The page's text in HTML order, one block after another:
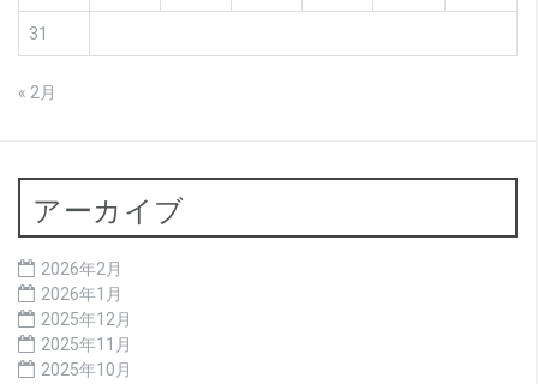
31
« 2月
アーカイブ
2026年2月
2026年1月
2025年12月
2025年11月
2025年10月